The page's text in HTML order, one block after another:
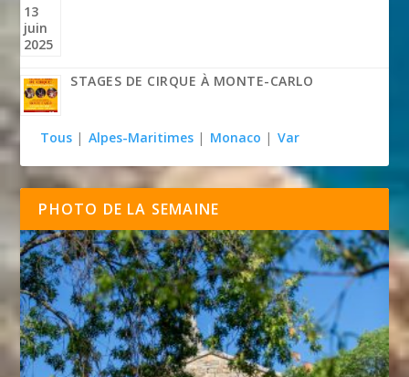
STAGES DE CIRQUE À MONTE-CARLO
Tous | Alpes-Maritimes | Monaco | Var
PHOTO DE LA SEMAINE